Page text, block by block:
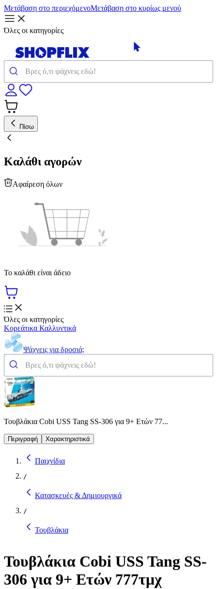
Μετάβαση στο περιεχόμενοΜετάβαση στο κυρίως μενού
Όλες οι κατηγορίες
Πίσω
Καλάθι αγορών
Αφαίρεση όλων
Το καλάθι είναι άδειο
Όλες οι κατηγορίες
Κορεάτικα Καλλυντικά
Ψάχνεις για δροσιά;
Τουβλάκια Cobi USS Tang SS-306 για 9+ Ετών 77...
Περιγραφή Χαρακτηριστικά
Παιχνίδια
/
Κατασκευές & Δημιουργικά
/
Τουβλάκια
Τουβλάκια Cobi USS Tang SS-
306 για 9+ Ετών 777τμχ